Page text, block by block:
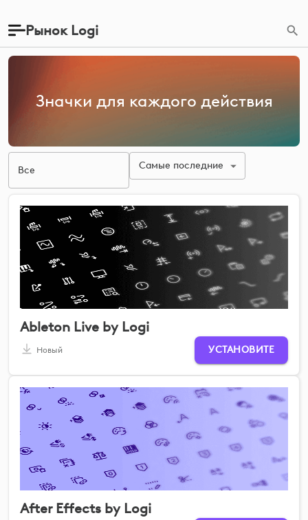
Рынок Logi
Значки для каждого действия
Все Самые последние
Ableton Live by Logi
Новый УСТАНОВИТЕ
After Effects by Logi